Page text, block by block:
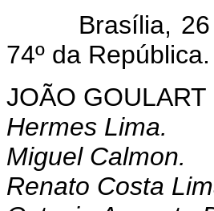
Brasília, 26 de
74º da República.
JOÃO GOULART
Hermes Lima.
Miguel Calmon.
Renato Costa